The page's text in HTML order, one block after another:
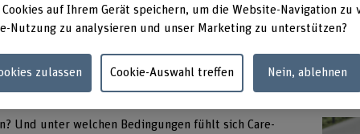
Bundesplatz Bern eine «Living Library»
die selbst auf Care-Arbeit angewiesen
Bücher» von ihren Erfahrungen. Dabei ist es
«Buch» zur Verfügung zu stellen.
Und unter welchen Bedingungen fühlt sich Care-
auf Ihrem Gerät speichern, um die Website-Navigation zu
Nutzung zu analysieren und unser Marketing zu unterstützen?
zulassen Cookie-Auswahl treffen Nein, ablehnen